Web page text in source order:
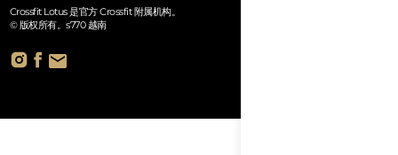
Crossfit Lotus 是官方 Crossfit 附属机构。
© 版权所有。s770 越南